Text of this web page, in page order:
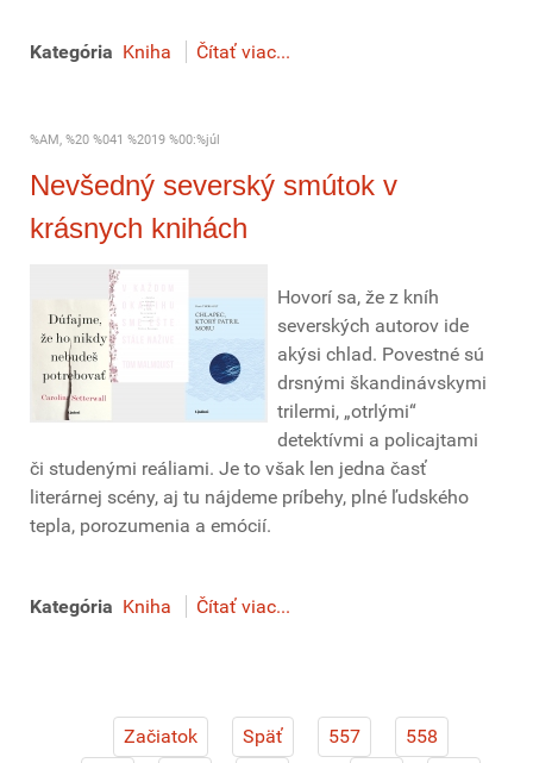
Kategória Kniha Čítať viac...
%AM, %20 %041 %2019 %00:%júl
Nevšedný severský smútok v
krásnych knihách
Hovorí sa, že z kníh
severských autorov ide
akýsi chlad. Povestné sú
drsnými škandinávskymi
trilermi, „otrlými“
detektívmi a policajtami
či studenými reáliami. Je to však len jedna časť
literárnej scény, aj tu nájdeme príbehy, plné ľudského
tepla, porozumenia a emócií.
Kategória Kniha Čítať viac...
Začiatok Späť 557
558